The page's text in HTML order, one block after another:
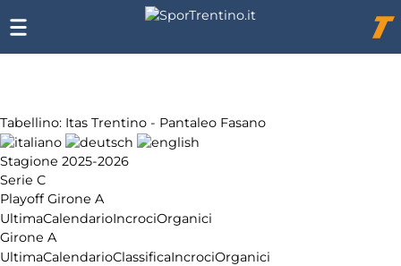
Tabellino: Itas Trentino - Pantaleo Fasano
Stagione 2025-2026
Serie C
Playoff Girone A
UltimaCalendarioIncrociOrganici
Girone A
UltimaCalendarioClassificaIncrociOrganici
Chi
siamo
Affiliazione